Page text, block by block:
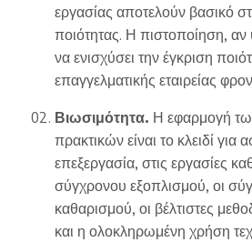
εργασίας αποτελούν βασικό
ποιότητας. Η πιστοποίηση, αν
να ενισχύσει την έγκριση
επαγγελματικής εταιρείας
Βιωσιμότητα. Η εφαρμογή
πρακτικών είναι το κλειδί για
επεξεργασία, στις εργασίες
σύγχρονου εξοπλισμού, οι
καθαρισμού, οι βέλτιστες
και η ολοκληρωμένη χρήση